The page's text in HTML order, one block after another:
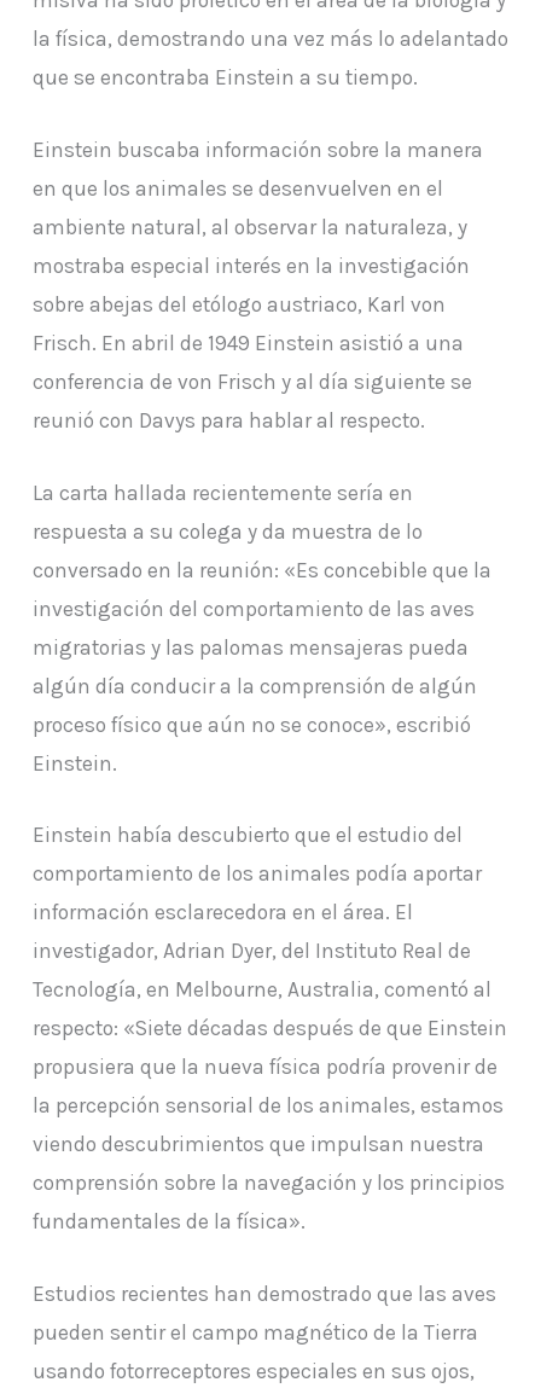
la física, demostrando una vez más lo adelantado
que se encontraba Einstein a su tiempo.
Einstein buscaba información sobre la manera
en que los animales se desenvuelven en el
ambiente natural, al observar la naturaleza, y
mostraba especial interés en la investigación
sobre abejas del etólogo austriaco, Karl von
Frisch. En abril de 1949 Einstein asistió a una
conferencia de von Frisch y al día siguiente se
reunió con Davys para hablar al respecto.
La carta hallada recientemente sería en
respuesta a su colega y da muestra de lo
conversado en la reunión: «Es concebible que la
investigación del comportamiento de las aves
migratorias y las palomas mensajeras pueda
algún día conducir a la comprensión de algún
proceso físico que aún no se conoce», escribió
Einstein.
Einstein había descubierto que el estudio del
comportamiento de los animales podía aportar
información esclarecedora en el área. El
investigador, Adrian Dyer, del Instituto Real de
Tecnología, en Melbourne, Australia, comentó al
respecto: «Siete décadas después de que Einstein
propusiera que la nueva física podría provenir de
la percepción sensorial de los animales, estamos
viendo descubrimientos que impulsan nuestra
comprensión sobre la navegación y los principios
fundamentales de la física».
Estudios recientes han demostrado que las aves
pueden sentir el campo magnético de la Tierra
usando fotorreceptores especiales en sus ojos,